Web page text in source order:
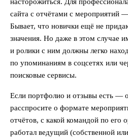
сайта с отчётами с мероприятий
Бывает, что новички ещё не
значения. Но даже в этом случае
и ролики с ним должны легко
по упоминаниям в соцсетях или
поисковые сервисы.
Если портфолио и отзывы есть —
расспросите о формате
отчётов, с какой командой по его
работал ведущий (собственной